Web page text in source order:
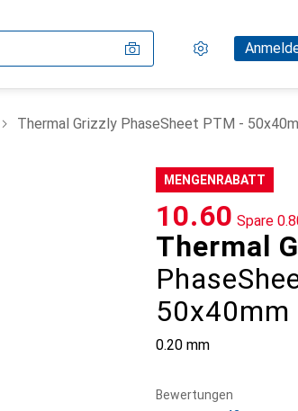
Einstellungen
Kundenkonto
Vergleichslisten
Merklisten
Warenkorb
Thermal Grizzly PhaseSheet PTM -
MENGENRABATT
Thermal
50x40mm
0.20 mm
CHF
10.60 Spare
Bewertungen